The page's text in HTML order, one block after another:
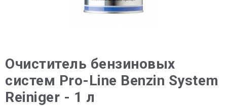
Очиститель бензиновых
систем Pro-Line Benzin System
Reiniger - 1 л